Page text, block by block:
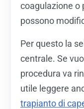
coagulazione o
possono
Per questo la
centrale. Se
procedura va
utile leggere
trapianto di